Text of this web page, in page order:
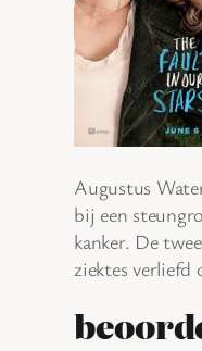
Augustus
bij een
kanker. De
ziektes verliefd